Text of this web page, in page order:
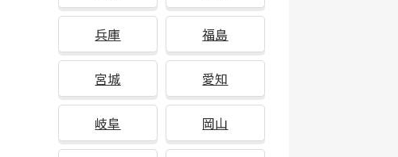
兵庫 福島
宮城 愛知
岐阜 岡山